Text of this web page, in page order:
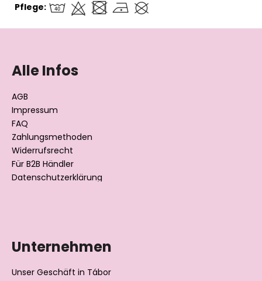
Pflege:
F
Alle Infos
AGB
Impressum
FAQ
Zahlungsmethoden
Widerrufsrecht
Für B2B Händler
Datenschutzerklärung
Unternehmen
Unser Geschäft in Tábor